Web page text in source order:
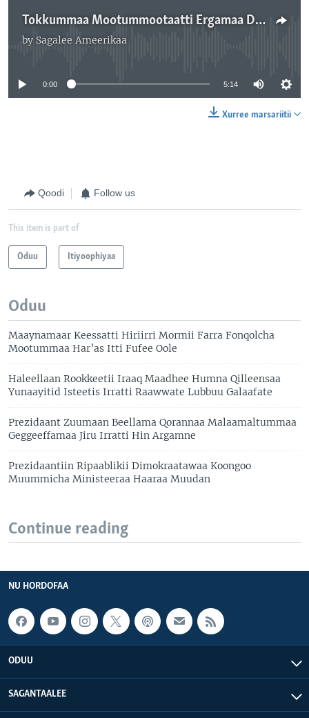
Tokkummaa Mootummootaatti Ergamaa Dhaabbataan Mootummaa Itiyoophiyaa Haala Tigiray Keessaarratti Ibsa Kennan
by Sagalee Ameerikaa
No media source currently available
0:00 5:14
Xurree marsariitii
Qoodi Follow us
This item is part of
Oduu Itiyoophiyaa
Oduu
Maaynamaar Keessatti Hiriirri Mormii Farra Fonqolcha
Mootummaa Har’as Itti Fufee Oole
Haleellaan Rookkeetii Iraaq Maadhee Humna Qilleensaa
Yunaayitid Isteetis Irratti Raawwate Lubbuu Galaafate
Prezidaant Zuumaan Beellama Qorannaa Malaamaltummaa
Geggeeffamaa Jiru Irratti Hin Argamne
Prezidaantiin Ripaablikii Dimokraatawaa Koongoo
Muummicha Ministeeraa Haaraa Muudan
Continue reading
NU HORDOFAA
ODUU
SAGANTAALEE